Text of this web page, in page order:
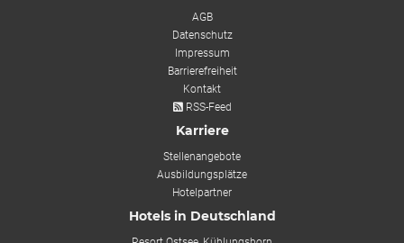
AGB
Datenschutz
Impressum
Barrierefreiheit
Kontakt
RSS-Feed
Karriere
Stellenangebote
Ausbildungsplätze
Hotelpartner
Hotels in Deutschland